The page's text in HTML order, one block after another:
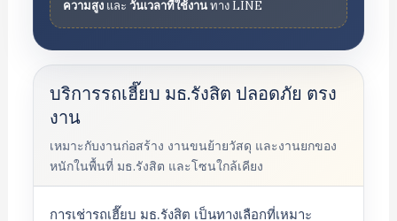
ความสูงและ วันเวลาที่ใช้งานทาง LINE
บริการรถเฮี๊ยบ มธ.รังสิต ปลอดภัย ตรง
งาน
เหมาะกับงานก่อสร้าง งานขนย้ายวัสดุ และงานยกของ
หนักในพื้นที่ มธ.รังสิต และโซนใกล้เคียง
การเช่ารถเฮี๊ยบ มธ.รังสิต เป็นทางเลือกที่เหมาะ